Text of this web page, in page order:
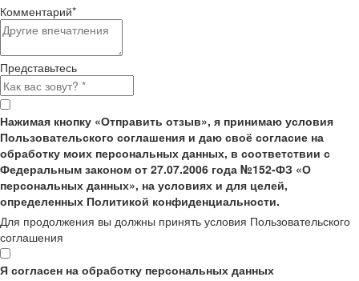
Комментарий*
Представьтесь
Нажимая кнопку «Отправить отзыв», я принимаю условия
Пользовательского соглашения и даю своё согласие на
обработку моих персональных данных, в соответствии с
Федеральным законом от 27.07.2006 года №152-ФЗ «О
персональных данных», на условиях и для целей,
определенных Политикой конфиденциальности.
Для продолжения вы должны принять условия Пользовательского
соглашения
Я согласен на обработку персональных данных